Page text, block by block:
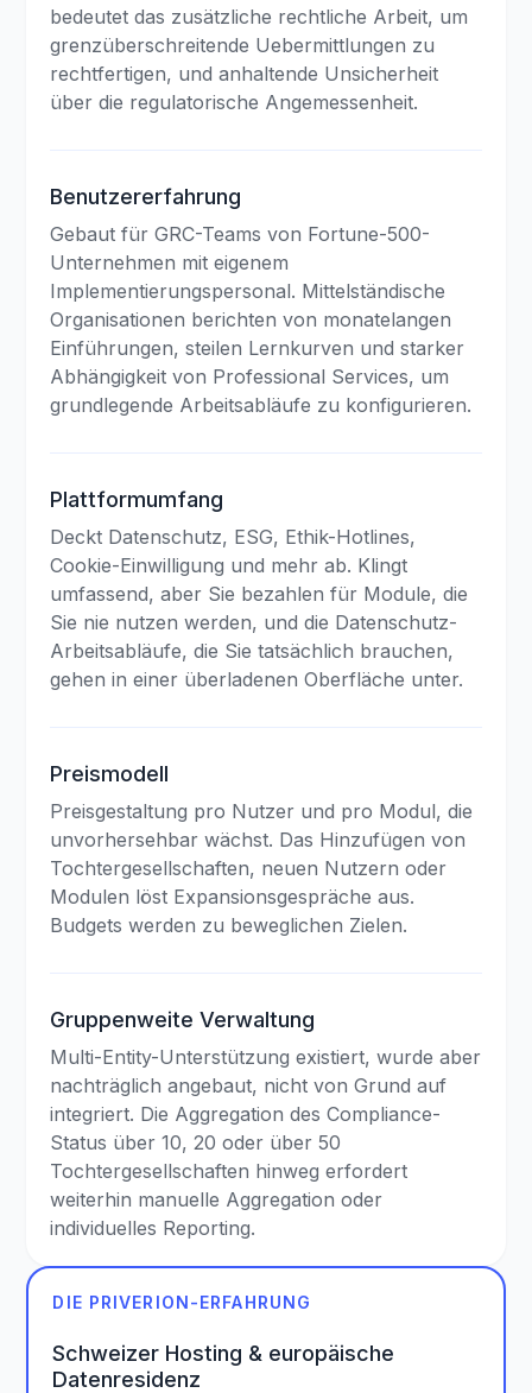
bedeutet das zusätzliche rechtliche Arbeit, um
grenzüberschreitende Uebermittlungen zu
rechtfertigen, und anhaltende Unsicherheit
über die regulatorische Angemessenheit.
Benutzererfahrung
Gebaut für GRC-Teams von Fortune-500-
Unternehmen mit eigenem
Implementierungspersonal. Mittelständische
Organisationen berichten von monatelangen
Einführungen, steilen Lernkurven und starker
Abhängigkeit von Professional Services, um
grundlegende Arbeitsabläufe zu konfigurieren.
Plattformumfang
Deckt Datenschutz, ESG, Ethik-Hotlines,
Cookie-Einwilligung und mehr ab. Klingt
umfassend, aber Sie bezahlen für Module, die
Sie nie nutzen werden, und die Datenschutz-
Arbeitsabläufe, die Sie tatsächlich brauchen,
gehen in einer überladenen Oberfläche unter.
Preismodell
Preisgestaltung pro Nutzer und pro Modul, die
unvorhersehbar wächst. Das Hinzufügen von
Tochtergesellschaften, neuen Nutzern oder
Modulen löst Expansionsgespräche aus.
Budgets werden zu beweglichen Zielen.
Gruppenweite Verwaltung
Multi-Entity-Unterstützung existiert, wurde aber
nachträglich angebaut, nicht von Grund auf
integriert. Die Aggregation des Compliance-
Status über 10, 20 oder über 50
Tochtergesellschaften hinweg erfordert
weiterhin manuelle Aggregation oder
individuelles Reporting.
DIE PRIVERION-ERFAHRUNG
Schweizer Hosting & europäische
Datenresidenz